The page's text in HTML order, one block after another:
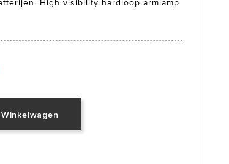
High visibility hardloop armlamp